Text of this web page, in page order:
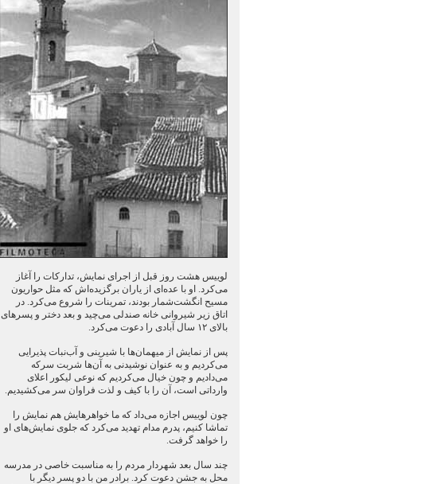
لوییس هشت روز قبل از اجرای نمایش، تدارکات را آغاز
می‌کرد. او با عده‌ای از یاران برگزیده‌اش که مثل حواریون
مسیح انگشت‌شمار بودند، تمرینات را شروع می‌کرد. در
اتاق زیر شیروانی خانه صندلی می‌چید و بعد دختر و پسرهای
بالای ۱۲ سال آبادی را دعوت می‌کرد.
پس از نمایش از میهمان‌ها با شیرینی و آب‌نبات پذیرایی
می‌کردیم و به عنوان نوشیدنی به آن‌ها شربت سرکه
می‌دادیم و چون خیال می‌کردیم که نوعی لیکور اعلای
وارداتی است، آن را با کیف و لذت فراوان سر می‌کشیدیم.
چون لوییس اجازه می‌داد که ما خواهرهایش هم نمایش را
تماشا کنیم، پدرم مدام تهدید می‌کرد که جلوی نمایش‌های او
را خواهد گرفت.
چند سال بعد شهردار مردم را به مناسبت خاصی در مدرسه
محل به جشن دعوت کرد. برادر من با دو پسر دیگر با